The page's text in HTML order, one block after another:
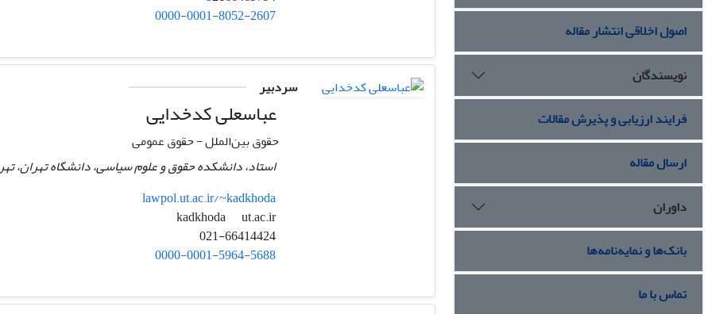
اصول اخلاقی انتشار مقاله
نویسندگان
فرایند ارزیابی و پذیرش مقالات
ارسال مقاله
داوران
بانک‌ها و نمایه‌نامه‌ها
تماس با ما
0000-0001-8052-2607
سردبیر
عباسعلی کدخدایی
حقوق بین‌الملل - حقوق عمومی
استاد، دانشکده حقوق و علوم سیاسی، دانشگاه تهران،
lawpol.ut.ac.ir/~kadkhoda
kadkhoda
ut.ac.ir
0000-0001-5964-5688